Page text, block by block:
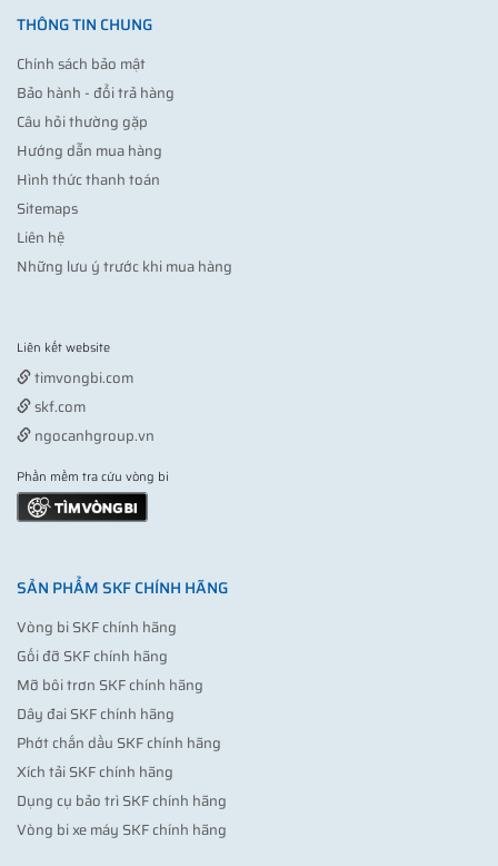
THÔNG TIN CHUNG
Chính sách bảo mật
Bảo hành - đổi trả hàng
Câu hỏi thường gặp
Hướng dẫn mua hàng
Hình thức thanh toán
Sitemaps
Liên hệ
Những lưu ý trước khi mua hàng
Liên kết website
timvongbi.com
skf.com
ngocanhgroup.vn
Phần mềm tra cứu vòng bi
SẢN PHẨM SKF CHÍNH HÃNG
Vòng bi SKF chính hãng
Gối đỡ SKF chính hãng
Mỡ bôi trơn SKF chính hãng
Dây đai SKF chính hãng
Phớt chắn dầu SKF chính hãng
Xích tải SKF chính hãng
Dụng cụ bảo trì SKF chính hãng
Vòng bi xe máy SKF chính hãng